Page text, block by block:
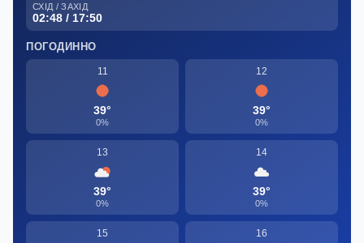
СХІД / ЗАХІД
02:48 / 17:50
ПОГОДИННО
11
39°
0%
12
39°
0%
13
39°
0%
14
39°
0%
15 16